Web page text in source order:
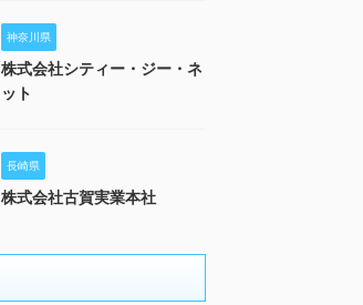
神奈川県
株式会社シティー・ジー・ネ
ット
長崎県
株式会社古賀実業本社